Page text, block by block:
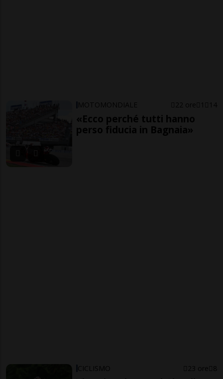
MOTOMONDIALE 22 ore 1 14
«Ecco perché tutti hanno
perso fiducia in Bagnaia»
CICLISMO 23 ore 8